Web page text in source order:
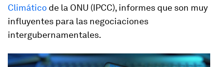
Climático de la ONU (IPCC), informes que son muy
influyentes para las negociaciones
intergubernamentales.